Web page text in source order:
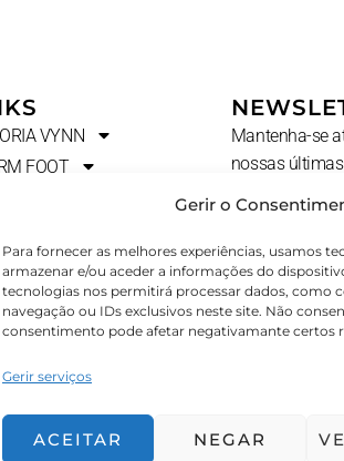
Gerir o
Para fornecer as melhores experiências, usamos
armazenar e/ou aceder a informações do
tecnologias nos permitirá processar dados, como
navegação ou IDs exclusivos neste site. Não
consentimento pode afetar negativamante certos
Gerir serviços
ACEITAR NEGAR
VYNN
FOOT
Mantenha-se
nossas
Nome
E-